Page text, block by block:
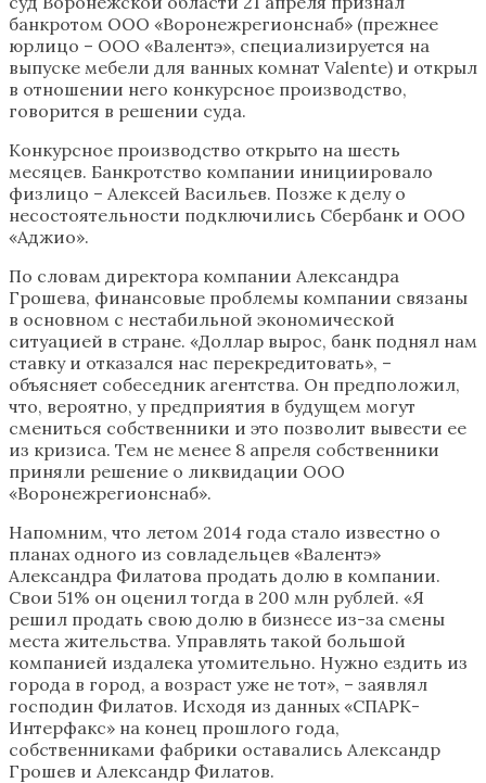
банкротом ООО «Воронежрегионснаб» (прежнее
юрлицо – ООО «Валентэ», специализируется на
выпуске мебели для ванных комнат Valente) и открыл
в отношении него конкурсное производство,
говорится в решении суда.
Конкурсное производство открыто на шесть
месяцев. Банкротство компании инициировало
физлицо – Алексей Васильев. Позже к делу о
несостоятельности подключились Сбербанк и ООО
«Аджио».
По словам директора компании Александра
Грошева, финансовые проблемы компании связаны
в основном с нестабильной экономической
ситуацией в стране. «Доллар вырос, банк поднял нам
ставку и отказался нас перекредитовать», –
объясняет собеседник агентства. Он предположил,
что, вероятно, у предприятия в будущем могут
смениться собственники и это позволит вывести ее
из кризиса. Тем не менее 8 апреля собственники
приняли решение о ликвидации ООО
«Воронежрегионснаб».
Напомним, что летом 2014 года стало известно о
планах одного из совладельцев «Валентэ»
Александра Филатова продать долю в компании.
Свои 51% он оценил тогда в 200 млн рублей. «Я
решил продать свою долю в бизнесе из-за смены
места жительства. Управлять такой большой
компанией издалека утомительно. Нужно ездить из
города в город, а возраст уже не тот», – заявлял
господин Филатов. Исходя из данных «СПАРК-
Интерфакс» на конец прошлого года,
собственниками фабрики оставались Александр
Грошев и Александр Филатов.